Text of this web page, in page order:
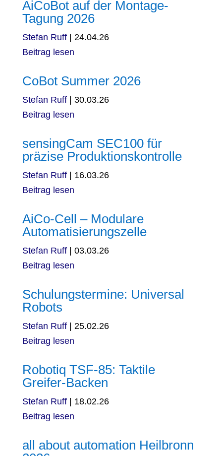
AiCoBot auf der Montage-
Tagung 2026
Stefan Ruff
24.04.26
Beitrag lesen
CoBot Summer 2026
Stefan Ruff
30.03.26
Beitrag lesen
sensingCam SEC100 für
präzise Produktionskontrolle
Stefan Ruff
16.03.26
Beitrag lesen
AiCo-Cell – Modulare
Automatisierungszelle
Stefan Ruff
03.03.26
Beitrag lesen
Schulungstermine: Universal
Robots
Stefan Ruff
25.02.26
Beitrag lesen
Robotiq TSF-85: Taktile
Greifer-Backen
Stefan Ruff
18.02.26
Beitrag lesen
all about automation Heilbronn